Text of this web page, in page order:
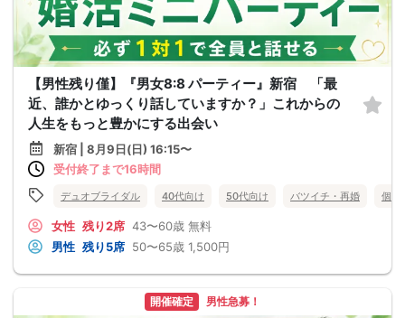
【男性残り僅】『男女8:8 パーティー』新宿 「最
近、誰かとゆっくり話していますか？」これからの
人生をもっと豊かにする出会い
新宿 | 8月9日(日) 16:15〜
受付終了まで16時間
デュオブライダル 40代向け 50代向け バツイチ・再婚 個室
女性 残り2席 43〜60歳 無料
男性 残り5席 50〜65歳 1,500円
開催確定 男性急募！